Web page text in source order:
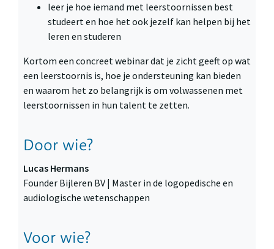
leer je hoe iemand met leerstoornissen best
studeert en hoe het ook jezelf kan helpen bij het
leren en studeren
Kortom een concreet webinar dat je zicht geeft op wat
een leerstoornis is, hoe je ondersteuning kan bieden
en waarom het zo belangrijk is om volwassenen met
leerstoornissen in hun talent te zetten.
Door wie?
Lucas Hermans
Founder Bijleren BV | Master in de logopedische en
audiologische wetenschappen
Voor wie?